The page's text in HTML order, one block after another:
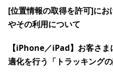
[位置情報の取得を許可]に
やその利用について
【iPhone／iPad】お客さ
適化を行う「トラッキング